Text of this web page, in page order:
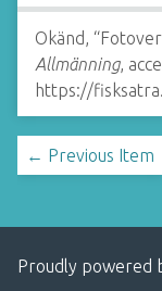
Okänd,
Allmänning,
https://
← Previous Item
Proudly powered